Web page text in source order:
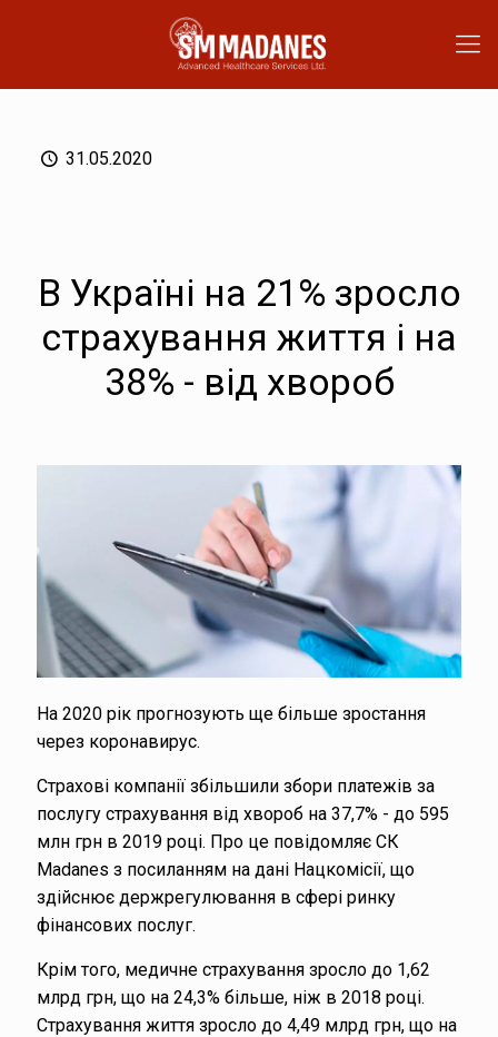
31.05.2020
В Україні на 21% зросло
страхування життя і на
38% - від хвороб
На 2020 рік прогнозують ще більше зростання
через коронавирус.
Страхові компанії збільшили збори платежів за
послугу страхування від хвороб на 37,7% - до 595
млн грн в 2019 році. Про це повідомляє СК
Madanes з посиланням на дані Нацкомісії, що
здійснює держрегулювання в сфері ринку
фінансових послуг.
Крім того, медичне страхування зросло до 1,62
млрд грн, що на 24,3% більше, ніж в 2018 році.
Страхування життя зросло до 4,49 млрд грн, що на